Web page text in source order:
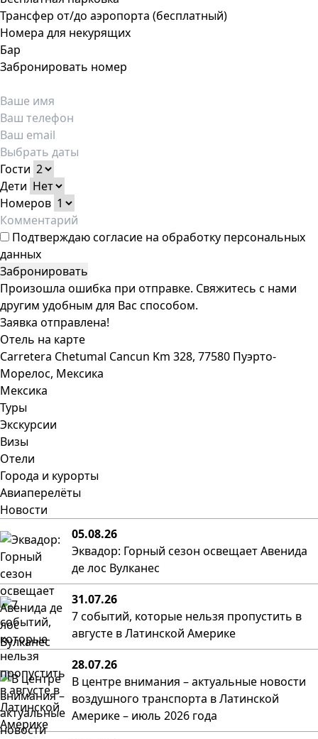
Трансфер от/до аэропорта (бесплатный)
Номера для некурящих
Бар
Забронировать номер
Гости
Дети
Номеров
Подтверждаюсогласие на обработку персональных
данных
Забронировать
Произошла ошибка при отправке. Свяжитесь с нами
другим удобным для Вас способом.
Заявка отправлена!
Отель на карте
Carretera Chetumal Cancun Km 328, 77580 Пуэрто-
Морелос, Мексика
Мексика
Туры
Экскурсии
Визы
Отели
Города и курорты
Авиаперелёты
Новости
05.08.26
Эквадор: Горный сезон освещает Авенида
де лос Вулканес
31.07.26
7 событий, которые нельзя пропустить в
августе в Латинской Америке
28.07.26
В центре внимания – актуальные новости
воздушного транспорта в Латинской
Америке – июль 2026 года